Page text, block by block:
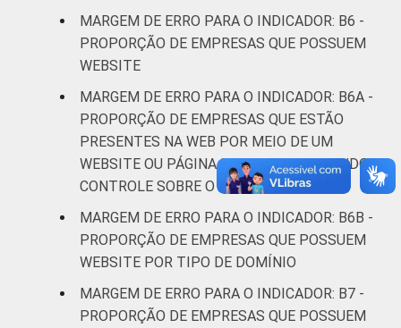
¹ Base: 6944 empresas que declararam ter
acesso à Internet, com 10 ou mais pessoas
segmentos da CNAE 2.0 (C, F, G, H, I, J, L, M,
N, R e S). Estimativa: 481770. Dados
coletados entre setembro de 2014 e março
de 2015.
Fonte: NIC.br - set 2014 / mar 2015
MARGEM DE ERRO PARA O INDICADOR: B6 -
PROPORÇÃO DE EMPRESAS QUE POSSUEM
WEBSITE
MARGEM DE ERRO PARA O INDICADOR: B6A -
PROPORÇÃO DE EMPRESAS QUE ESTÃO
PRESENTES NA WEB POR MEIO DE UM
WEBSITE OU PÁGINA DE TERCEIROS TENDO
CONTROLE SOBRE O CONTEÚDO
MARGEM DE ERRO PARA O INDICADOR: B6B -
PROPORÇÃO DE EMPRESAS QUE POSSUEM
WEBSITE POR TIPO DE DOMÍNIO
MARGEM DE ERRO PARA O INDICADOR: B7 -
PROPORÇÃO DE EMPRESAS QUE POSSUEM